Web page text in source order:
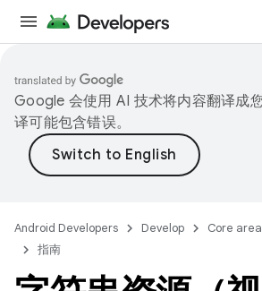
Google 会使用 AI 技术将内容翻译成
译可能包含错误。
Android Developers Develop Core
指南